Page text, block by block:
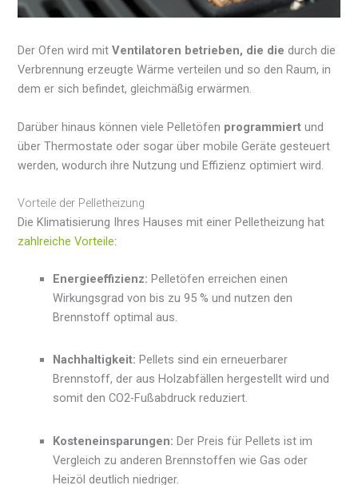
Der Ofen wird mitVentilatoren betrieben, die die durch die
Verbrennung erzeugte Wärme verteilen und so den Raum, in
dem er sich befindet, gleichmäßig erwärmen.
Darüber hinaus können viele Pelletöfen programmiert und
über Thermostate oder sogar über mobile Geräte gesteuert
werden, wodurch ihre Nutzung und Effizienz optimiert wird.
Vorteile der Pelletheizung
Die Klimatisierung Ihres Hauses mit einer Pelletheizung hat
zahlreiche Vorteile:
Energieeffizienz: Pelletöfen erreichen einen
Wirkungsgrad von bis zu 95 % und nutzen den
Brennstoff optimal aus.
Nachhaltigkeit: Pellets sind ein erneuerbarer
Brennstoff, der aus Holzabfällen hergestellt wird und
somit den CO2-Fußabdruck reduziert.
Kosteneinsparungen: Der Preis für Pellets ist im
Vergleich zu anderen Brennstoffen wie Gas oder
Heizöl deutlich niedriger.